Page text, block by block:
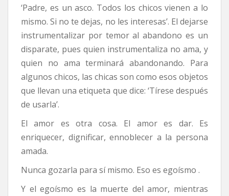
‘Padre, es un asco. Todos los chicos vienen a lo
mismo. Si no te dejas, no les interesas’. El dejarse
instrumentalizar por temor al abandono es un
disparate, pues quien instrumentaliza no ama, y
quien no ama terminará abandonando. Para
algunos chicos, las chicas son como esos objetos
que llevan una etiqueta que dice: ‘Tírese después
de usarla’.
El amor es otra cosa. El amor es dar. Es
enriquecer, dignificar, ennoblecer a la persona
amada.
Nunca gozarla para sí mismo. Eso es egoísmo .
Y el egoísmo es la muerte del amor, mientras